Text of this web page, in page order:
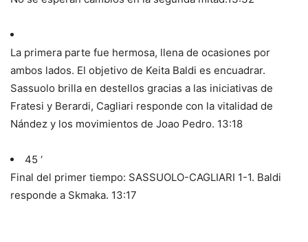
La primera parte fue hermosa, llena de ocasiones por
ambos lados. El objetivo de Keita Baldi es encuadrar.
Sassuolo brilla en destellos gracias a las iniciativas de
Fratesi y Berardi, Cagliari responde con la vitalidad de
Nández y los movimientos de Joao Pedro. 13:18
45 ‘
Final del primer tiempo: SASSUOLO-CAGLIARI 1-1. Baldi
responde a Skmaka. 13:17